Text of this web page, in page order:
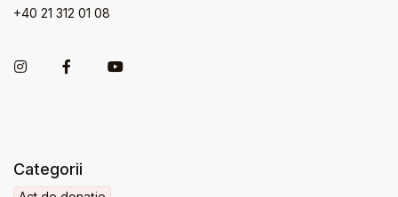
+40 21 312 01 08
Categorii